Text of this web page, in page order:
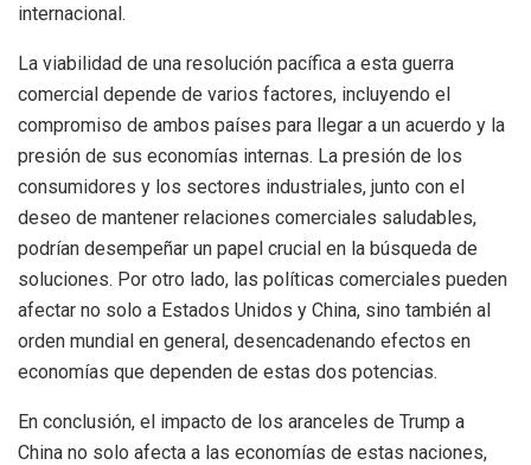
internacional.
La viabilidad de una resolución pacífica a esta guerra
comercial depende de varios factores, incluyendo el
compromiso de ambos países para llegar a un acuerdo y la
presión de sus economías internas. La presión de los
consumidores y los sectores industriales, junto con el
deseo de mantener relaciones comerciales saludables,
podrían desempeñar un papel crucial en la búsqueda de
soluciones. Por otro lado, las políticas comerciales pueden
afectar no solo a Estados Unidos y China, sino también al
orden mundial en general, desencadenando efectos en
economías que dependen de estas dos potencias.
En conclusión, el impacto de los aranceles de Trump a
China no solo afecta a las economías de estas naciones,